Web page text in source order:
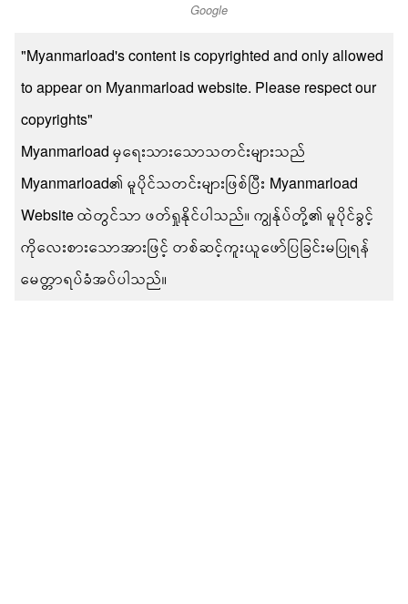
Google
"Myanmarload's content is copyrighted and only allowed
to appear on Myanmarload website. Please respect our
copyrights"
Myanmarload မှရေးသားသောသတင်းများသည်
Myanmarload၏ မူပိုင်သတင်းများဖြစ်ပြီး Myanmarload
Website ထဲတွင်သာ ဖတ်ရှုနိုင်ပါသည်။ ကျွန်ုပ်တို့၏ မူပိုင်ခွင့်
ကိုလေးစားသောအားဖြင့် တစ်ဆင့်ကူးယူဖော်ပြခြင်းမပြုရန်
မေတ္တာရပ်ခံအပ်ပါသည်။